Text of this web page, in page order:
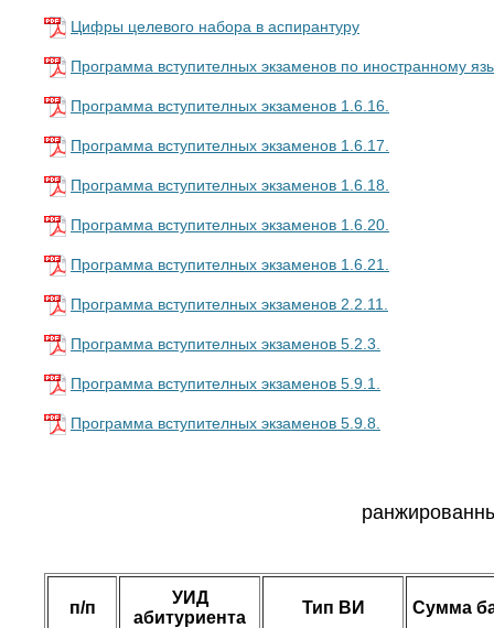
Цифры целевого набора в аспирантуру
Программа вступителных экзаменов по иностранному
Программа вступителных экзаменов 1.6.16.
Программа вступителных экзаменов 1.6.17.
Программа вступителных экзаменов 1.6.18.
Программа вступителных экзаменов 1.6.20.
Программа вступителных экзаменов 1.6.21.
Программа вступителных экзаменов 2.2.11.
Программа вступителных экзаменов 5.2.3.
Программа вступителных экзаменов 5.9.1.
Программа вступителных экзаменов 5.9.8.
п/п
УИД
абитуриента
Тип ВИ Сумма